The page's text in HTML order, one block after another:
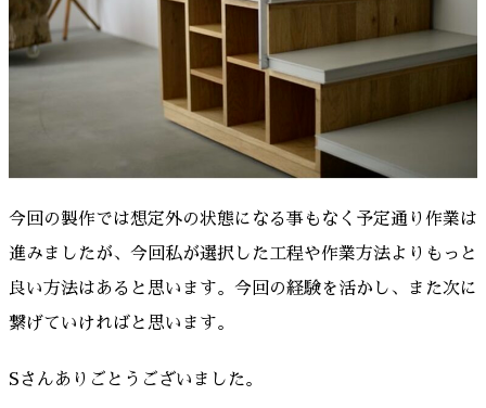
今回の製作では想定外の状態になる事もなく予定通り作業は
進みましたが、今回私が選択した工程や作業方法よりもっと
良い方法はあると思います。今回の経験を活かし、また次に
繋げていければと思います。
Sさんありごとうございました。